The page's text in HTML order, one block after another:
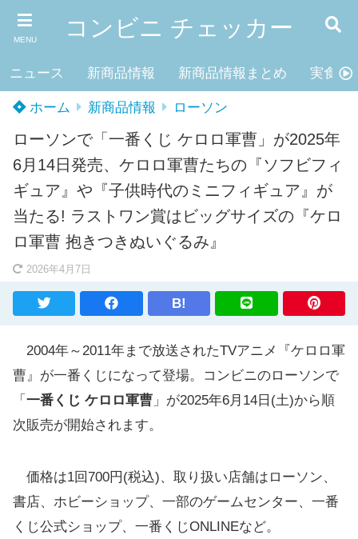
MENU コンビニ チェッカー
ニュース 新商品情報 新商品情報まとめ 実食レ
ホーム 新商品情報 ローソン
ローソンで「一番くじ ケロロ軍曹」が2025年
6月14日発売、ケロロ軍曹たちの『ソフビフィ
ギュア』や『子供時代のミニフィギュア』が
当たる! ラストワン賞はビッグサイズの『ケロ
ロ軍曹 抱きつきぬいぐるみ』
2026年4月7日
B!
2004年～2011年まで放送されたTVアニメ『ケロロ軍
曹』が一番くじになって登場。コンビニのローソンで
「 一番くじ ケロロ軍曹 」が2025年6月14日(土)から順
次販売が開始されます。
価格は1回700円(税込)、取り扱い店舗はローソン、
書店、ホビーショップ、一部のゲームセンター、一番
くじ公式ショップ、一番くじONLINEなど。